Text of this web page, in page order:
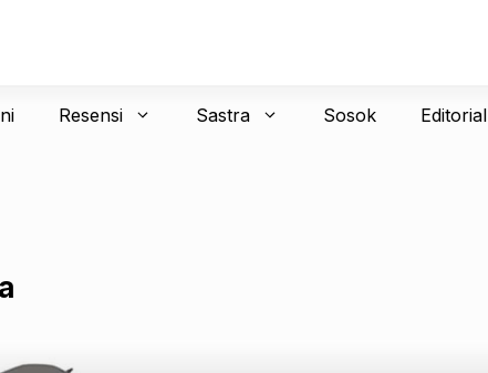
Resensi Sastra Sosok Editorial